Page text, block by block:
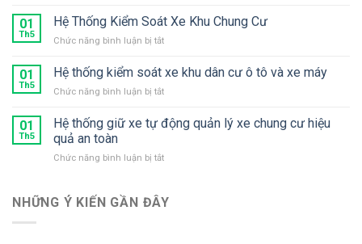
chuyên
xe
gắn
Thống
Soát
Thu
01
Th5
Hệ Thống Kiểm Soát Xe Khu Chung Cư
Chức năng bình luận bị tắtở
Thống
Soát
Khu
01
Th5
Hệ thống kiểm soát xe khu dân cư ô tô và xe máy
Chức năng bình luận bị tắtở
thống
kiểm
xe
cư
01
Th5
Hệ thống giữ xe tự động quản lý xe chung cư hiệu
quả an toàn
Chức năng bình luận bị tắtở
giữ
NHỮNG Ý KIẾN ​​GẦN ĐÂY